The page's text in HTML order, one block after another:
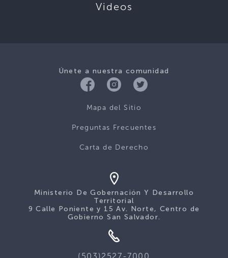
Videos
Únete a nuestra comunidad
Mapa del Sitio
Preguntas Frecuentes
Carta de Derecho
Ministerio De Gobernación Y Desarrollo
Territorial
9 Calle Poniente y 15 Av. Norte, Centro de
Gobierno San Salvador.